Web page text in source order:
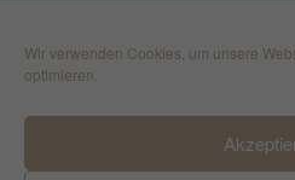
Wir verwenden Cookies, um unsere
optimieren.